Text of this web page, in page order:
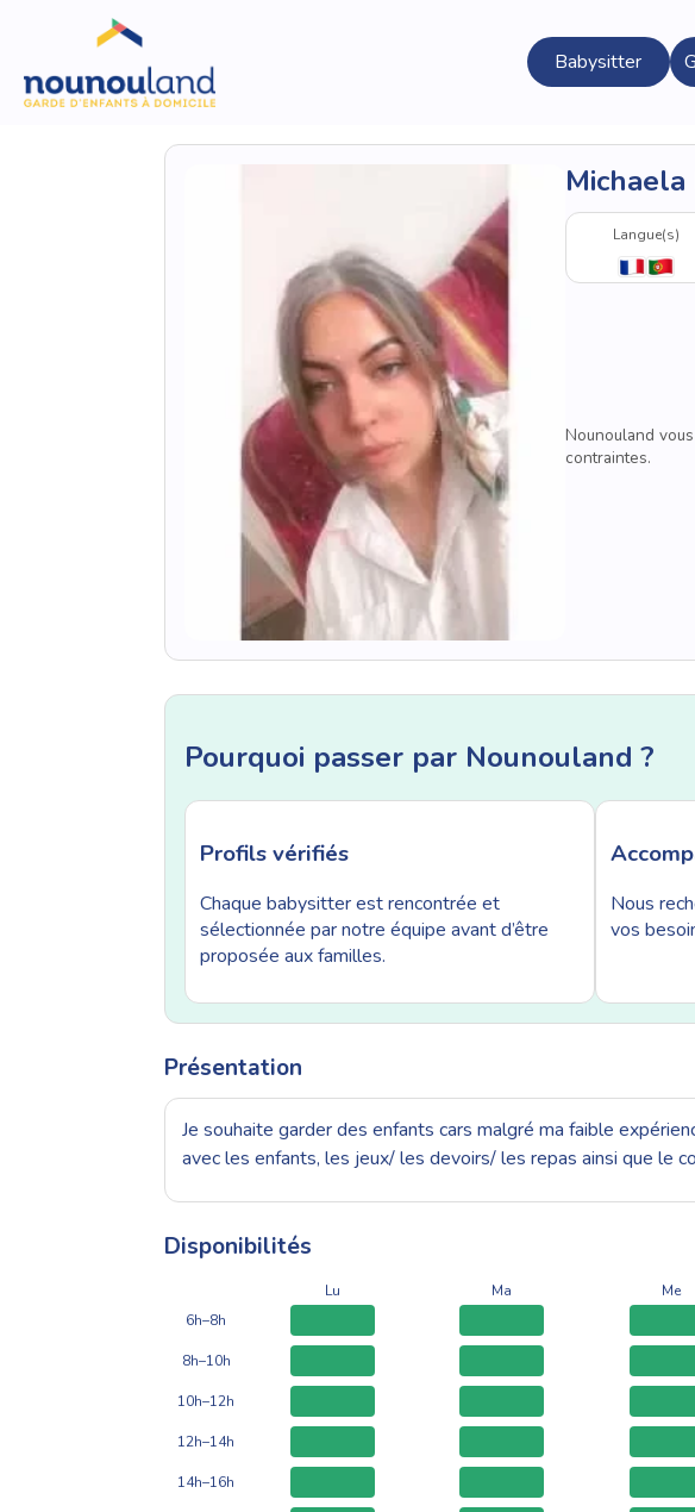
Babysitter
Langue(s)
Nounouland
contraintes.
Pourquoi passer par Nounouland ?
Profils vérifiés
Chaque babysitter est rencontrée et
sélectionnée par notre équipe avant d’être
proposée aux familles.
Nous
vos
Présentation
Je souhaite garder des enfants cars malgré ma faible
avec les enfants, les jeux/ les devoirs/ les repas ainsi que le
Disponibilités
Lu Ma Me
6h–8h
8h–10h
10h–12h
12h–14h
14h–16h